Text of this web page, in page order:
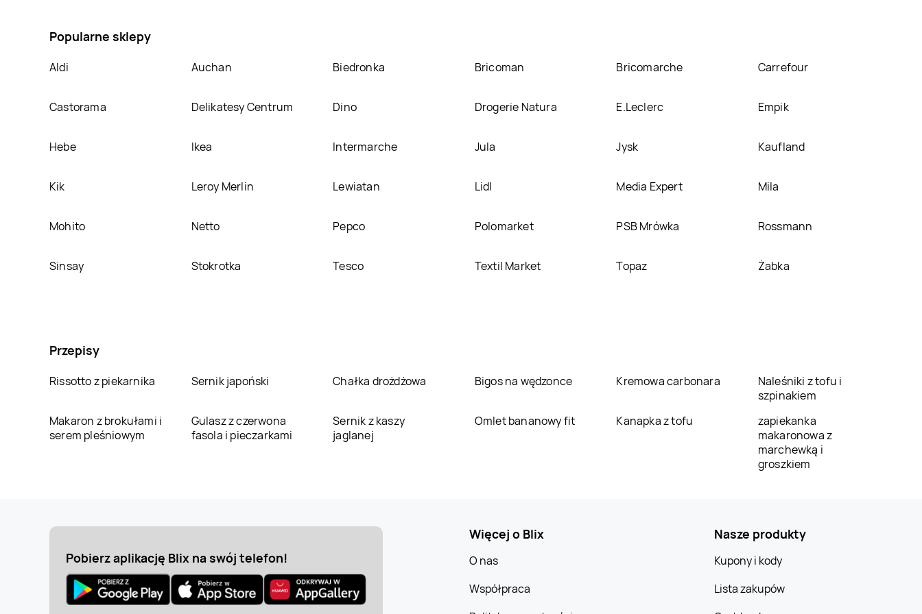
Popularne sklepy
Aldi Auchan Biedronka Bricoman Bricomarche Carrefour
Castorama Delikatesy Centrum Dino Drogerie Natura E.Leclerc Empik
Hebe Ikea Intermarche Jula Jysk Kaufland
Kik Leroy Merlin Lewiatan Lidl Media Expert Mila
Mohito Netto Pepco Polomarket PSB Mrówka Rossmann
Sinsay Stokrotka Tesco Textil Market Topaz Żabka
Przepisy
Rissotto z piekarnika Sernik japoński Chałka drożdżowa Bigos na wędzonce Kremowa carbonara
Naleśniki z tofu i
szpinakiem
Makaron z brokułami i
serem pleśniowym
Gulasz z czerwona
fasola i pieczarkami
Sernik z kaszy
jaglanej
Omlet bananowy fit Kanapka z tofu
zapiekanka
makaronowa z
marchewką i
groszkiem
Pobierz aplikację Blix na swój telefon!
Więcej o Blix
O nas
Współpraca
Nasze produkty
Kupony i kody
Lista zakupów